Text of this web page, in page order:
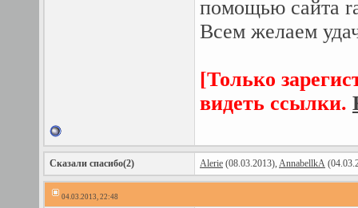
помощью сайта
Всем желаем
[Только
видеть ссылки.
Сказали спасибо(2) Alerie (08.03.2013), AnnabellkA
04.03.2013, 22:48